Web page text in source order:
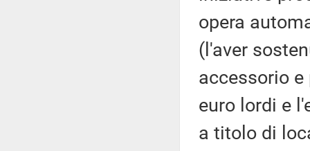
opera
(l'aver
accessorio
euro lordi e
a titolo di